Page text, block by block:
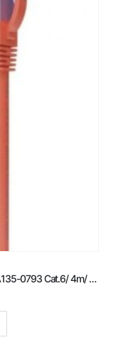
Cable de Red RJ45 AWG26 CCA UTP Aisens A135-0793 Cat.6/ 4m/ Rojo